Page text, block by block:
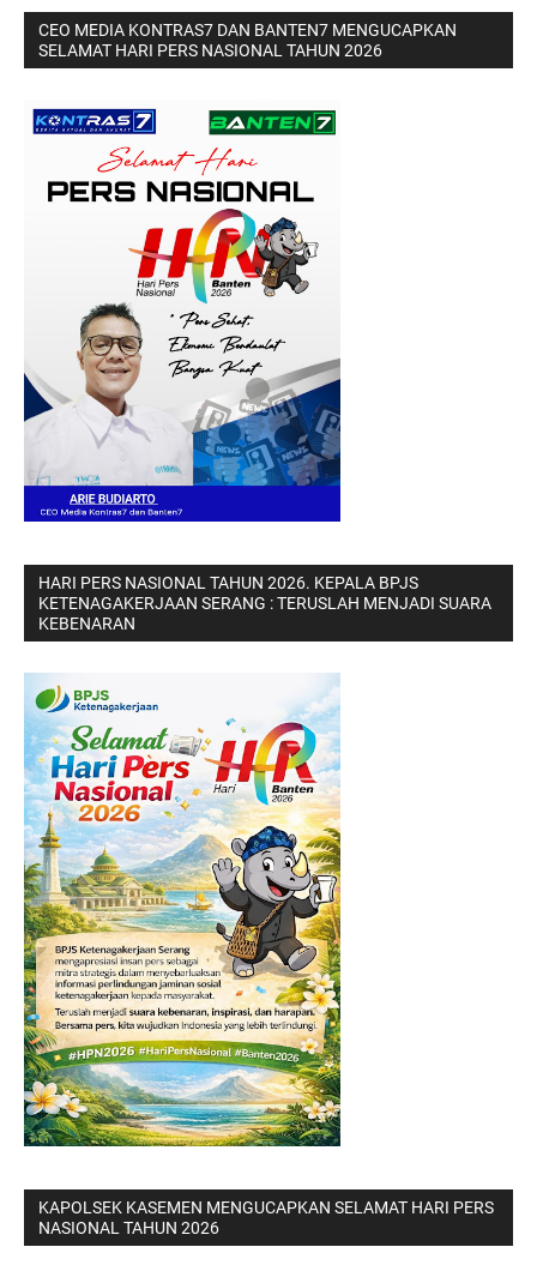
CEO MEDIA KONTRAS7 DAN BANTEN7 MENGUCAPKAN
SELAMAT HARI PERS NASIONAL TAHUN 2026
HARI PERS NASIONAL TAHUN 2026. KEPALA BPJS
KETENAGAKERJAAN SERANG : TERUSLAH MENJADI SUARA
KEBENARAN
KAPOLSEK KASEMEN MENGUCAPKAN SELAMAT HARI PERS
NASIONAL TAHUN 2026